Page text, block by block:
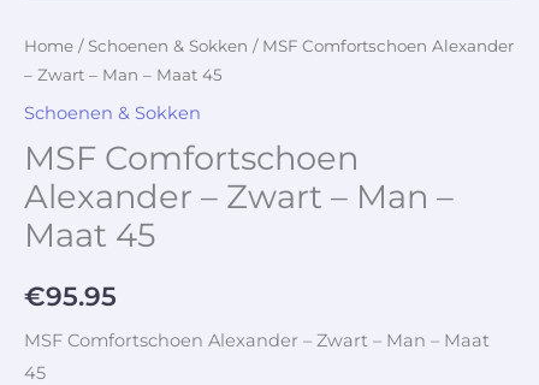
Home / Schoenen & Sokken / MSF Comfortschoen Alexander
– Zwart – Man – Maat 45
Schoenen & Sokken
MSF Comfortschoen
Alexander – Zwart – Man –
Maat 45
€95.95
MSF Comfortschoen Alexander – Zwart – Man – Maat
45